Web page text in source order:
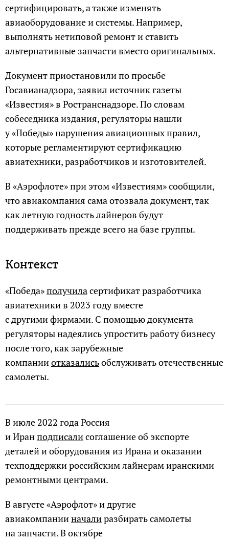
сертифицировать, а также изменять
авиаоборудование и системы. Например,
выполнять нетиповой ремонт и ставить
альтернативные запчасти вместо оригинальных.
Документ приостановили по просьбе
Госавианадзора, заявил источник газеты
«Известия» в Ространснадзоре. По словам
собеседника издания, регуляторы нашли
у «Победы» нарушения авиационных правил,
которые регламентируют сертификацию
авиатехники, разработчиков и изготовителей.
В «Аэрофлоте» при этом «Известиям» сообщили,
что авиакомпания сама отозвала документ, так
как летную годность лайнеров будут
поддерживать прежде всего на базе группы.
Контекст
«Победа»получиласертификат разработчика
авиатехники в 2023 году вместе
с другими фирмами. С помощью документа
регуляторы надеялись упростить работу бизнесу
после того, как зарубежные
компанииотказалисьобслуживать отечественные
самолеты.
В июле 2022 года Россия
и Иранподписалисоглашение об экспорте
деталей и оборудования из Ирана и оказании
техподдержки российским лайнерам иранскими
ремонтными центрами.
В августе «Аэрофлот» и другие
авиакомпанииначалиразбирать самолеты
на запчасти. В октябре